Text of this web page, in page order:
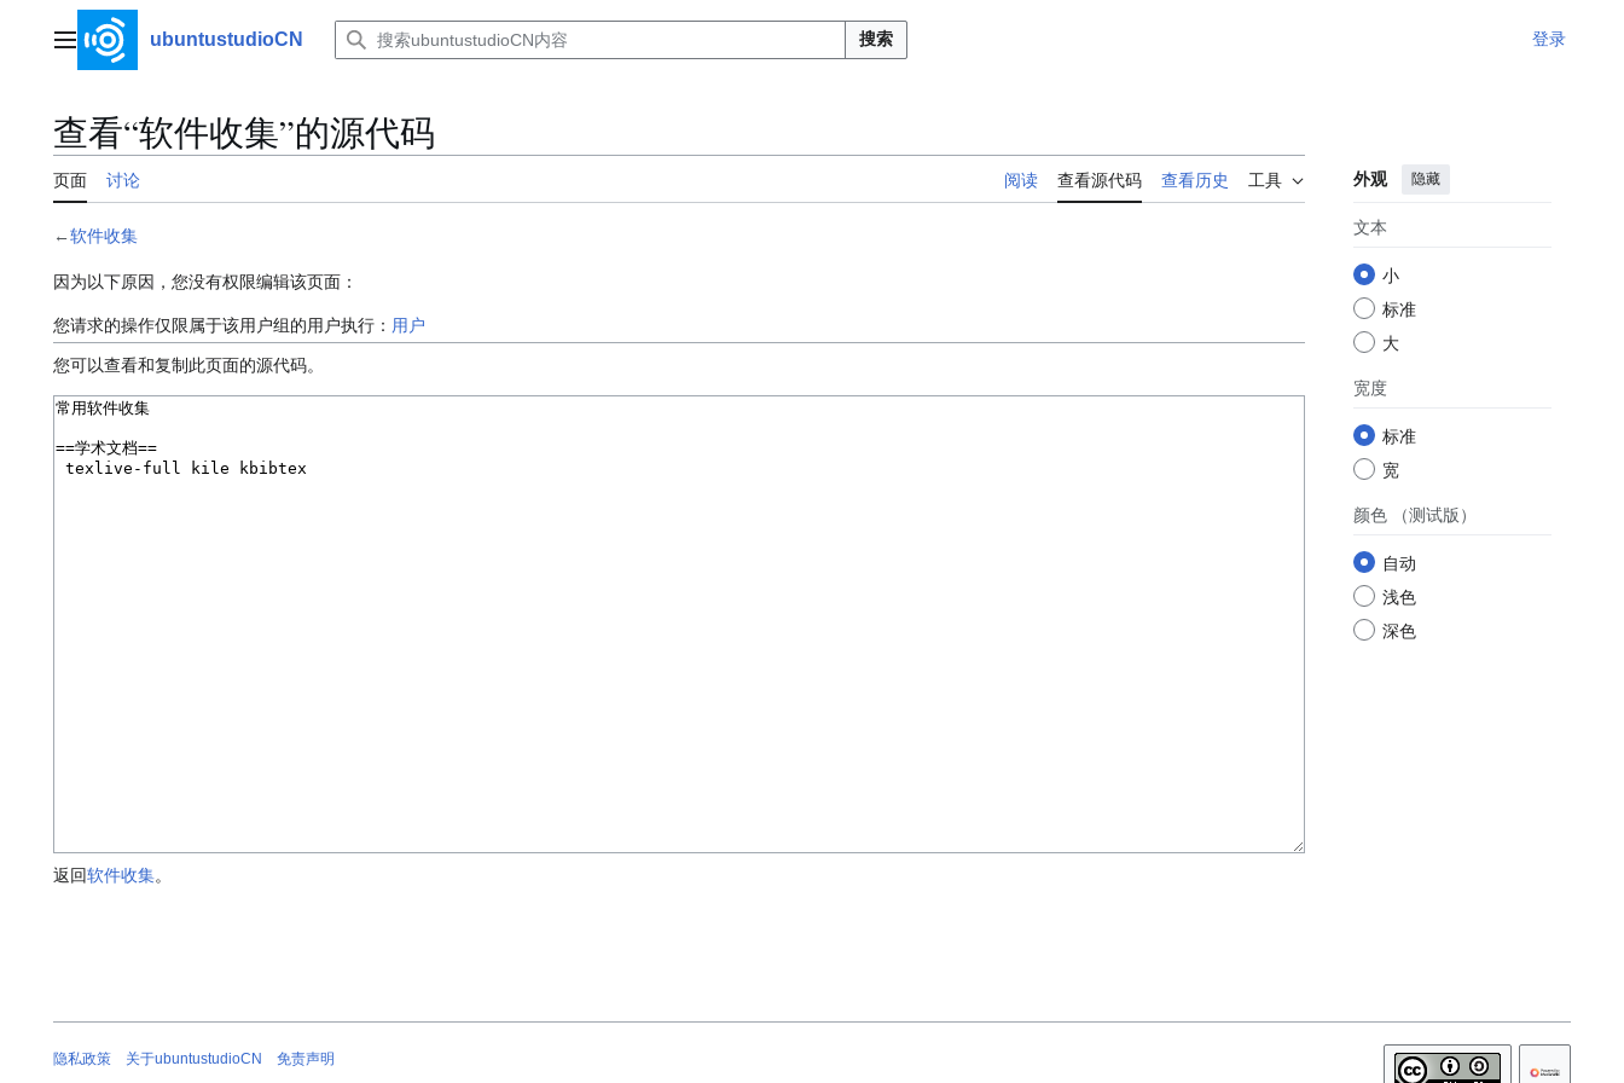
主菜单 ubuntustudioCN 搜索 登录
查看“︁软件收集”︁的源代码
页面 讨论 阅读 查看源代码 查看历史 工具 外观 隐藏
文本
小
标准
大
宽度
标准
宽
颜色 （测试版）
自动
浅色
深色
←软件收集
因为以下原因，您没有权限编辑该页面：
您请求的操作仅限属于该用户组的用户执行： 用户
您可以查看和复制此页面的源代码。
返回软件收集。
隐私政策 关于ubuntustudioCN 免责声明